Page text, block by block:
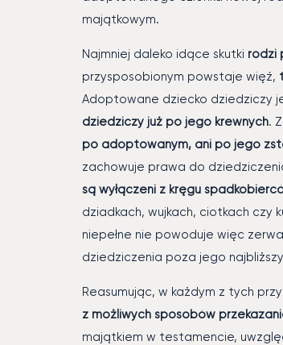
majątkowym.
Najmniej daleko idące skutki rodzi
przysposobionym powstaje więź,
Adoptowane dziecko dziedziczy
dziedziczy już po jego krewnych.
po adoptowanym, ani po jego
zachowuje prawa do
są wyłączeni z kręgu
dziadkach, wujkach, ciotkach czy
niepełne nie powoduje więc
dziedziczenia poza jego
Reasumując, w każdym z tych
z możliwych sposobów
majątkiem w testamencie,